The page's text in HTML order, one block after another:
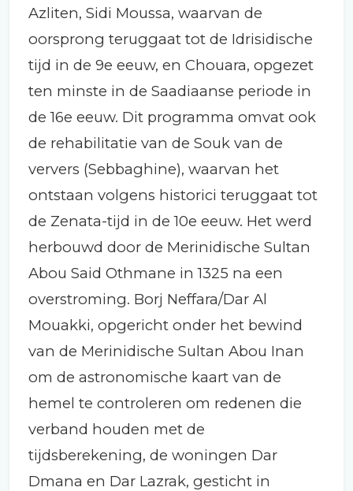
Azliten, Sidi Moussa, waarvan de
oorsprong teruggaat tot de Idrisidische
tijd in de 9e eeuw, en Chouara, opgezet
ten minste in de Saadiaanse periode in
de 16e eeuw. Dit programma omvat ook
de rehabilitatie van de Souk van de
ververs (Sebbaghine), waarvan het
ontstaan volgens historici teruggaat tot
de Zenata-tijd in de 10e eeuw. Het werd
herbouwd door de Merinidische Sultan
Abou Said Othmane in 1325 na een
overstroming. Borj Neffara/Dar Al
Mouakki, opgericht onder het bewind
van de Merinidische Sultan Abou Inan
om de astronomische kaart van de
hemel te controleren om redenen die
verband houden met de
tijdsberekening, de woningen Dar
Dmana en Dar Lazrak, gesticht in